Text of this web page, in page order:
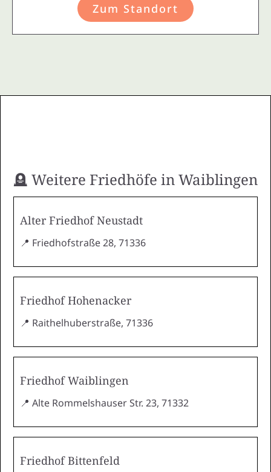
Zum Standort
🪦 Weitere Friedhöfe in Waiblingen
Alter Friedhof Neustadt
📍 Friedhofstraße 28, 71336
Friedhof Hohenacker
📍 Raithelhuberstraße, 71336
Friedhof Waiblingen
📍 Alte Rommelshauser Str. 23, 71332
Friedhof Bittenfeld